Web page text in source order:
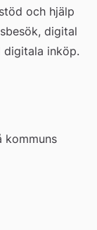
och hjälp
digital
inköp.
kommuns